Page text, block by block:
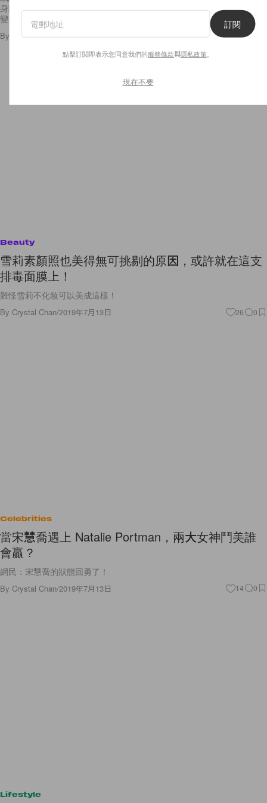
身動作，可以有運動量之餘，亦可以針對不同肌肉作出訓練，更重要是多
變多元化
By Crystal Chan/2019年7月13日 55
Beauty
雪莉素顏照也美得無可挑剔的原因，或許就在這支
排毒面膜上！
難怪雪莉不化妝可以美成這樣！
By Crystal Chan/2019年7月13日 26 0
Celebrities
當宋慧喬遇上 Natalie Portman，兩大女神鬥美誰
會贏？
網民：宋慧喬的狀態回勇了！
By Crystal Chan/2019年7月13日 14 0
Lifestyle
訂閱
點擊訂閱即表示您同意我們的服務條款與隱私政策
現在不要